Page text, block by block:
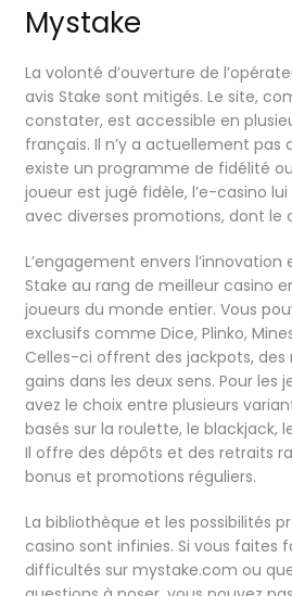
Mystake
La volonté d’ouverture de
avis Stake sont mitigés. Le site,
constater, est accessible en
français. Il n’y a actuellement pas
existe un programme de fidélité
joueur est jugé fidèle, l’e-casino
avec diverses promotions, dont le
L’engagement envers
Stake au rang de meilleur casino
joueurs du monde entier. Vous
exclusifs comme Dice, Plinko,
Celles-ci offrent des jackpots,
gains dans les deux sens. Pour les
avez le choix entre plusieurs
basés sur la roulette, le blackjack,
Il offre des dépôts et des retraits
bonus et promotions réguliers.
La bibliothèque et les possibilités
casino sont infinies. Si vous faites
difficultés sur mystake.com ou